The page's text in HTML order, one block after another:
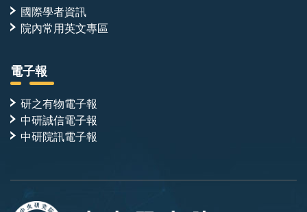
國際學者資訊
院內常用英文專區
電子報
研之有物電子報
中研誠信電子報
中研院訊電子報